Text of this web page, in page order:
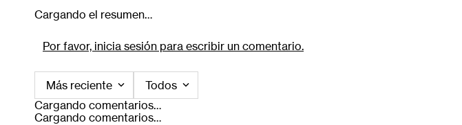
Cargando el resumen…
Por favor, inicia sesión para escribir un comentario.
Más reciente
Todos
Cargando comentarios…
Cargando comentarios…